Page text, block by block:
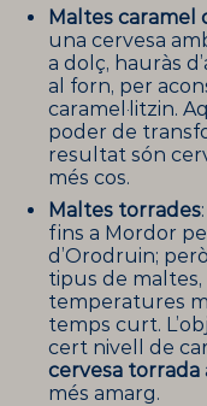
Maltes caramel
una cervesa
a dolç, hauràs
al forn, per
caramel·litzin.
poder de
resultat són
més cos.
Maltes torrades
fins a Mordor
d’Orodruin;
tipus de
temperatures
temps curt.
cert nivell de
cervesa torrada
més amarg.